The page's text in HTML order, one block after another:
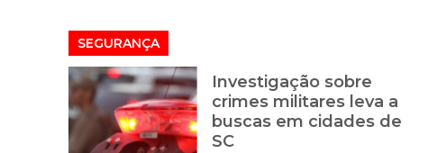
SEGURANÇA
Investigação sobre
crimes militares leva a
buscas em cidades de
SC